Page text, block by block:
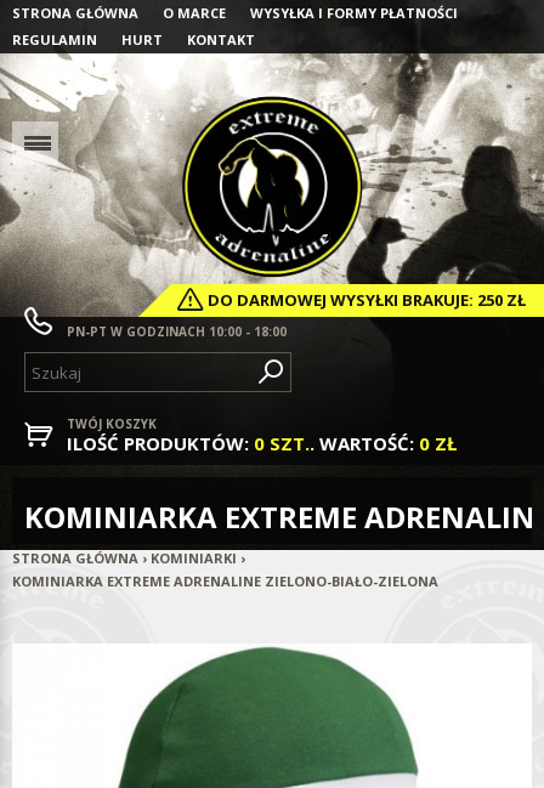
STRONA GŁÓWNA O MARCE
WYSYŁKA I FORMY PŁATNOŚCI
REGULAMIN
HURT KONTAKT
DO DARMOWEJ WYSYŁKI BRAKUJE: 250 ZŁ
PN-PT W GODZINACH 10:00 - 18:00
TWÓJ KOSZYK
ILOŚĆ PRODUKTÓW: 0 SZT.. WARTOŚĆ: 0 ZŁ
KOMINIARKA EXTREME
STRONA GŁÓWNA › KOMINIARKI ›
KOMINIARKA EXTREME ADRENALINE ZIELONO-BIAŁO-ZIELONA